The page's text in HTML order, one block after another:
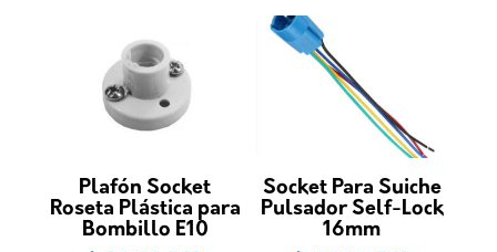
Plafón Socket
Roseta Plástica para
Bombillo E10
Socket Para Suiche
Pulsador Self-Lock
16mm